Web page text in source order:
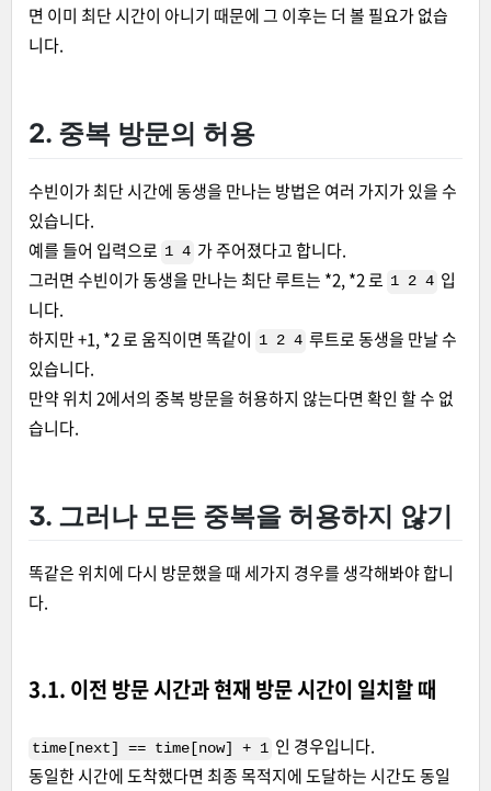
면 이미 최단 시간이 아니기 때문에 그 이후는 더 볼 필요가 없습
니다.
2. 중복 방문의 허용
수빈이가 최단 시간에 동생을 만나는 방법은 여러 가지가 있을 수
있습니다.
예를 들어 입력으로 1 4 가 주어졌다고 합니다.
그러면 수빈이가 동생을 만나는 최단 루트는 *2, *2 로 1 2 4 입
니다.
하지만 +1, *2 로 움직이면 똑같이 1 2 4 루트로 동생을 만날 수
있습니다.
만약 위치 2에서의 중복 방문을 허용하지 않는다면 확인 할 수 없
습니다.
3. 그러나 모든 중복을 허용하지 않기
똑같은 위치에 다시 방문했을 때 세가지 경우를 생각해봐야 합니
다.
3.1. 이전 방문 시간과 현재 방문 시간이 일치할 때
time[next] == time[now] + 1 인 경우입니다.
동일한 시간에 도착했다면 최종 목적지에 도달하는 시간도 동일